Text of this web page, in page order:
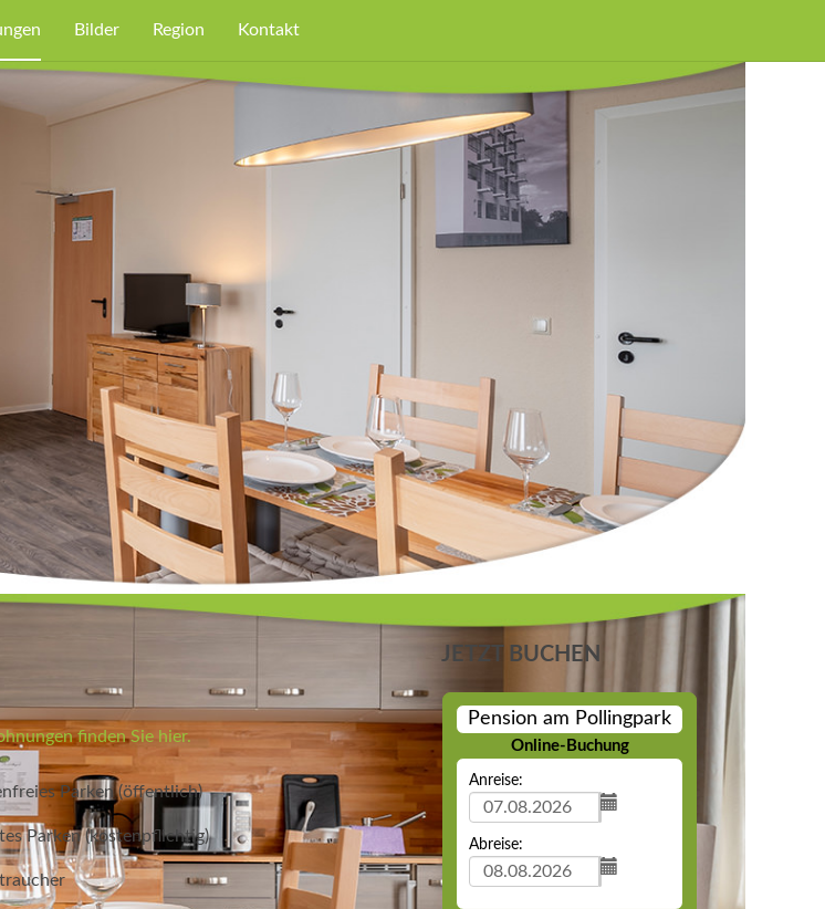
Bilder Region Kontakt
finden Sie hier.
Parken (öffentlich)
Parken (kostenpflichtig)
JETZT BUCHEN
Pension am Pollingpark
Online-Buchung
Anreise:
Abreise: